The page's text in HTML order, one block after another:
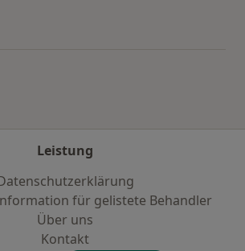
Leistung
für gelistete Behandler
Über uns
Kontakt